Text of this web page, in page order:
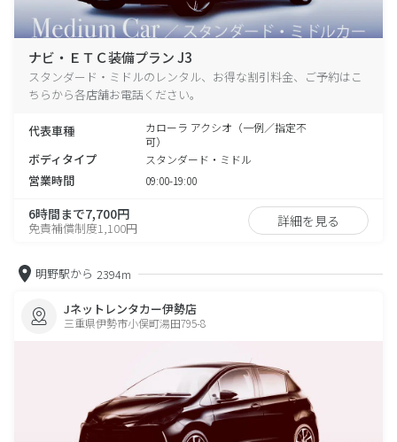
ナビ・ＥＴＣ装備プラン J3
スタンダード・ミドルのレンタル、お得な割引料金、ご予約はこ
ちらから各店舗お電話ください。
代表車種
カローラ アクシオ（一例／指定不
可）
ボディタイプ スタンダード・ミドル
営業時間 09:00-19:00
6時間まで7,700円
免責補償制度1,100円 詳細を見る
明野駅から 2394m
Jネットレンタカー伊勢店
三重県伊勢市小俣町湯田795-8